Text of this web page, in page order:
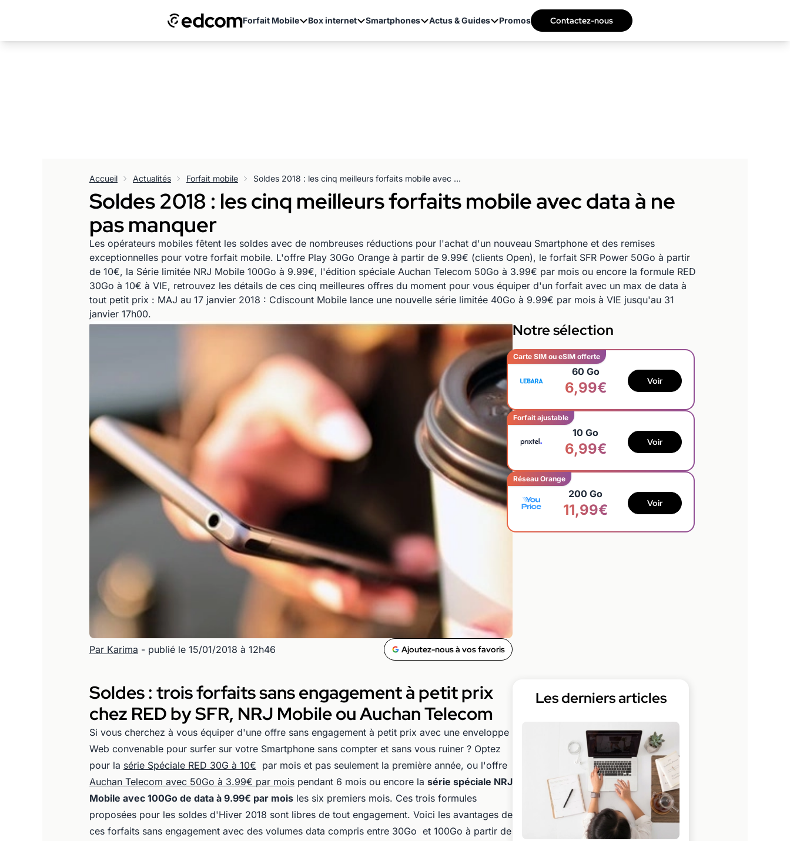
Forfait Mobile Box internet Smartphones Actus & Guides Promos Contactez-nous
Accueil Actualités Forfait mobile Soldes 2018 : les cinq meilleurs forfaits mobile avec data à ne pas manquer
Soldes 2018 : les cinq meilleurs forfaits mobile avec data à ne
pas manquer
Les opérateurs mobiles fêtent les soldes avec de nombreuses réductions pour l'achat d'un nouveau Smartphone et des remises
exceptionnelles pour votre forfait mobile. L'offre Play 30Go Orange à partir de 9.99€ (clients Open), le forfait SFR Power 50Go à partir
de 10€, la Série limitée NRJ Mobile 100Go à 9.99€, l'édition spéciale Auchan Telecom 50Go à 3.99€ par mois ou encore la formule RED
30Go à 10€ à VIE, retrouvez les détails de ces cinq meilleures offres du moment pour vous équiper d'un forfait avec un max de data à
tout petit prix : MAJ au 17 janvier 2018 : Cdiscount Mobile lance une nouvelle série limitée 40Go à 9.99€ par mois à VIE jusqu'au 31
janvier 17h00.
Par Karima - publié le 15/01/2018 à 12h46 Ajoutez-nous à vos favoris
Soldes : trois forfaits sans engagement à petit prix
chez RED by SFR, NRJ Mobile ou Auchan Telecom
Si vous cherchez à vous équiper d'une offre sans engagement à petit prix avec une enveloppe
Web convenable pour surfer sur votre Smartphone sans compter et sans vous ruiner ? Optez
pour la série Spéciale RED 30G à 10€ par mois et pas seulement la première année, ou l'offre
Auchan Telecom avec 50Go à 3.99€ par mois pendant 6 mois ou encore la série spéciale NRJ
Mobile avec 100Go de data à 9.99€ par mois les six premiers mois. Ces trois formules
proposées pour les soldes d'Hiver 2018 sont libres de tout engagement. Voici les avantages de
ces forfaits sans engagement avec des volumes data compris entre 30Go et 100Go à partir de
Notre sélection
Carte SIM ou eSIM offerte
60 Go
6,99€ Voir
Forfait ajustable
10 Go
6,99€ Voir
Réseau Orange
200 Go
11,99€ Voir
Les derniers articles